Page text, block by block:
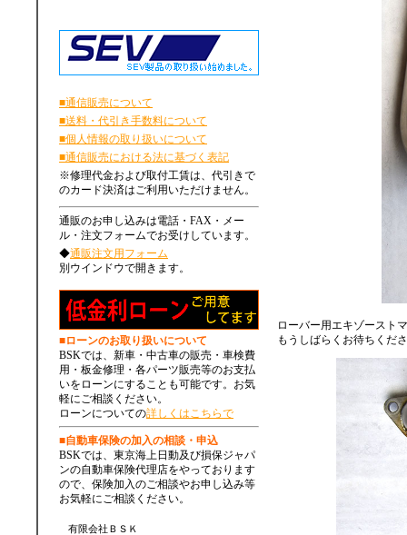
■通信販売について
■送料・代引き手数料について
■個人情報の取り扱いについて
■通信販売における法に基づく表記
※修理代金および取付工賃は、代引きで
のカード決済はご利用いただけません。
通販のお申し込みは電話・FAX・メー
ル・注文フォームでお受けしています。
◆通販注文用フォーム
別ウインドウで開きます。
■ローンのお取り扱いについて
BSKでは、新車・中古車の販売・車検費
用・板金修理・各パーツ販売等のお支払
いをローンにすることも可能です。お気
軽にご相談ください。
ローンについての詳しくはこちらで
■自動車保険の加入の相談・申込
BSKでは、東京海上日動及び損保ジャパ
ンの自動車保険代理店をやっております
ので、保険加入のご相談やお申し込み等
お気軽にご相談ください。
有限会社ＢＳＫ
ローバー用エキゾースト
もうしばらくお待ちくだ